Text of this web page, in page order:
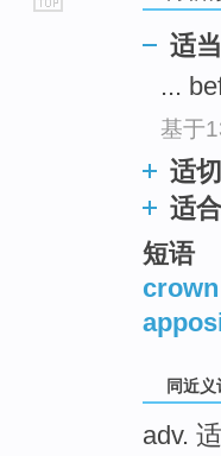
适
...
基于
适
适
短语
同近义
adv.